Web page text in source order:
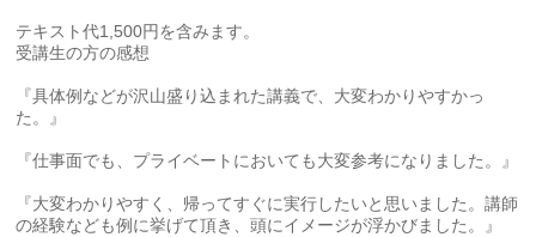
テキスト代1,500円を含みます。
受講生の方の感想
『具体例などが沢山盛り込まれた講義で、大変わかりやすかっ
た。』
『仕事面でも、プライベートにおいても大変参考になりました。』
『大変わかりやすく、帰ってすぐに実行したいと思いました。講師
の経験なども例に挙げて頂き、頭にイメージが浮かびました。』